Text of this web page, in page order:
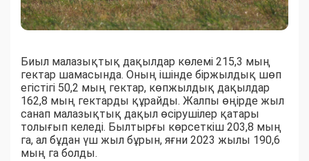
Биыл малазықтық дақылдар көлемі 215,3 мың
гектар шамасында. Оның ішінде біржылдық шөп
егістігі 50,2 мың гектар, көпжылдық дақылдар
162,8 мың гектарды құрайды. Жалпы өңірде жыл
санап малазықтық дақыл өсірушілер қатары
толығып келеді. Былтырғы көрсеткіш 203,8 мың
га, ал бұдан үш жыл бұрын, яғни 2023 жылы 190,6
мың га болды.